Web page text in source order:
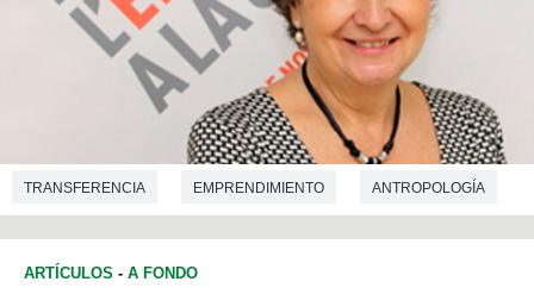
TRANSFERENCIA EMPRENDIMIENTO ANTROPOLOGÍA
CIENCIAS DE LA COMUNICACIÓN CRIMINOLOGÍA
ARTÍCULOS - A FONDO